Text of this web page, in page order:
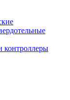
контроллеры